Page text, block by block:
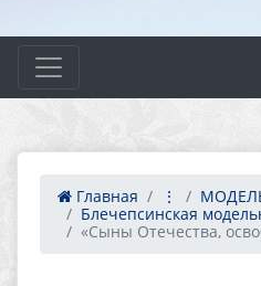
Главная ⋮
Блечепсинская
«Сыны Отечества,